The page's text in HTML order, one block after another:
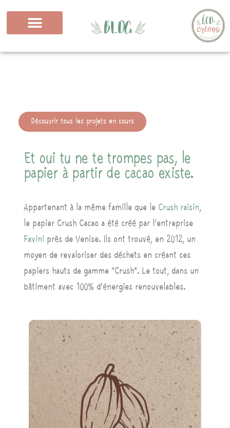
Découvrir tous les projets en cours
Et oui tu ne te trompes pas, le
papier à partir de cacao existe.
Appartenant à la même famille que le Crush raisin,
le papier Crush Cacao a été créé par l’entreprise
Faviniprès de Venise. Ils ont trouvé, en 2012, un
moyen de revaloriser des déchets en créant ces
papiers hauts de gamme “Crush”. Le tout, dans un
bâtiment avec 100% d’énergies renouvelables.